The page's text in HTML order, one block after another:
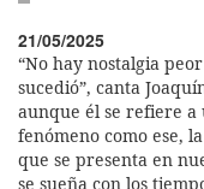
21/05/2025
“No hay nostalgia
sucedió”, canta
aunque él se refiere
fenómeno como ese,
que se presenta en
se sueña con los